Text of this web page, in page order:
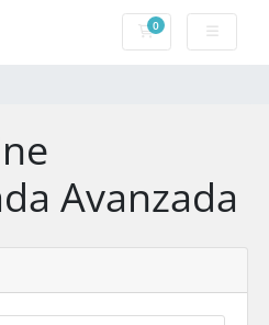
0Carro de Pedidos
Avanzada